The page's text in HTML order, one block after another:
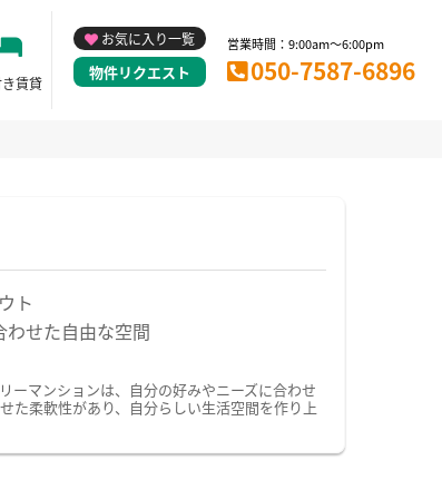
賃貸
お気に入り一覧
物件リクエスト
営業時間：9:00am～6:00pm
050-7587-6896
ト
わせた自由な空間
ーマンションは、自分の好みやニーズに合わせ
た柔軟性があり、自分らしい生活空間を作り上